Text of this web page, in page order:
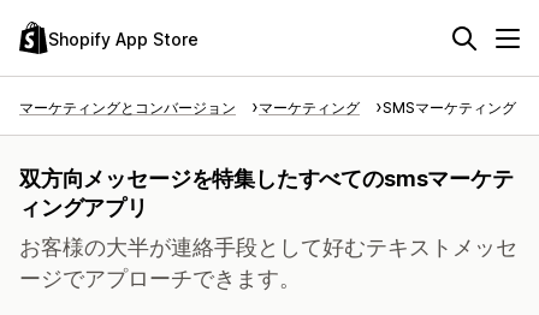
Shopify App Store
マーケティングとコンバージョン マーケティング SMSマーケティング
双方向メッセージを特集したすべてのsmsマーケテ
ィングアプリ
お客様の大半が連絡手段として好むテキストメッセ
ージでアプローチできます。